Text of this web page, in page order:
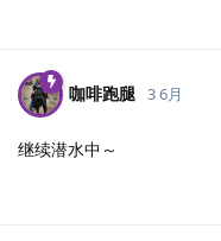
咖啡跑腿 3 6月
继续潜水中～